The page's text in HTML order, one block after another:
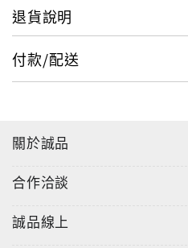
退貨說明
付款/配送
關於誠品
合作洽談
誠品線上